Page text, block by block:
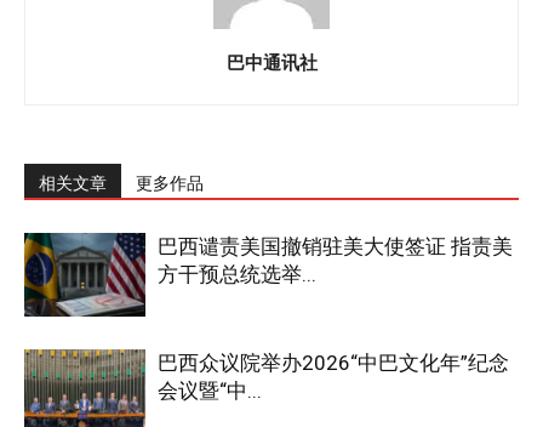
巴中通讯社
相关文章 更多作品
巴西谴责美国撤销驻美大使签证 指责美
方干预总统选举...
巴西众议院举办2026“中巴文化年”纪念
会议暨“中...